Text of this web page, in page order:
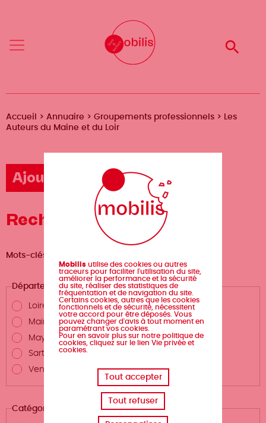
Menu
principal
Menu
Fil
Accueil Annuaire Groupements professionnels
Les
Auteurs du Maine et du Loir
Ajouter une fiche
Recherche avancée
Mots-clés
Département
Loire-Atlantique
Maine-et-Loire
Mayenne
Sarthe
Vendée
Catégories
Mobilis utilise des cookies ou autres
traceurs pour faciliter l'utilisation du site,
améliorer la performance et la sécurité
du site, réaliser des statistiques de
fréquentation et de navigation du site.
Certains cookies, autres que les cookies
fonctionnels et de sécurité, nécessitent
votre accord pour être déposés. Vous
pouvez changer d'avis à tout moment en
paramétrant vos cookies.
Pour en savoir plus sur notre politique de
cookies, cliquez sur le lien Vie privée et
cookies.
Tout accepter
Tout refuser